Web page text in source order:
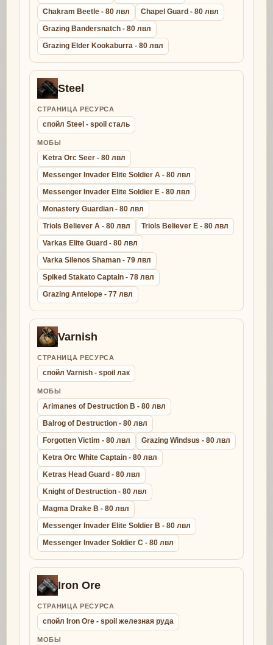
Chakram Beetle - 80 лвл
Chapel Guard - 80 лвл
Grazing Bandersnatch - 80 лвл
Grazing Elder Kookaburra - 80 лвл
Steel
СТРАНИЦА РЕСУРСА
спойл Steel - spoil сталь
МОБЫ
Ketra Orc Seer - 80 лвл
Messenger Invader Elite Soldier A - 80 лвл
Messenger Invader Elite Soldier E - 80 лвл
Monastery Guardian - 80 лвл
Triols Believer A - 80 лвл
Triols Believer E - 80 лвл
Varkas Elite Guard - 80 лвл
Varka Silenos Shaman - 79 лвл
Spiked Stakato Captain - 78 лвл
Grazing Antelope - 77 лвл
Varnish
СТРАНИЦА РЕСУРСА
спойл Varnish - spoil лак
МОБЫ
Arimanes of Destruction B - 80 лвл
Balrog of Destruction - 80 лвл
Forgotten Victim - 80 лвл
Grazing Windsus - 80 лвл
Ketra Orc White Captain - 80 лвл
Ketras Head Guard - 80 лвл
Knight of Destruction - 80 лвл
Magma Drake B - 80 лвл
Messenger Invader Elite Soldier B - 80 лвл
Messenger Invader Soldier C - 80 лвл
Iron Ore
СТРАНИЦА РЕСУРСА
спойл Iron Ore - spoil железная руда
МОБЫ